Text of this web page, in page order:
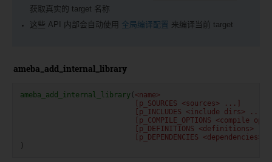
获取真实的 target 名称
这些 API 内部会自动使用 全局编译配置 来编译当前 target
ameba_add_internal_library
ameba_add_internal_library <name>
[p_SOURCES
<sources>
...]
[p_INCLUDES
<include dirs>
...]
[p_COMPILE_OPTIONS
<compile
[p_DEFINITIONS
<definitions>
[p_DEPENDENCIES
<dependencies>
)